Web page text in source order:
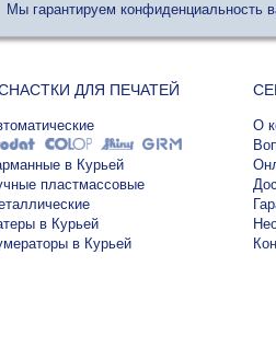
Мы гарантируем конфиденциальность
ДЛЯ ПЕЧАТЕЙ
в Курьей
пластмассовые
в Курьей
в Курьей
О